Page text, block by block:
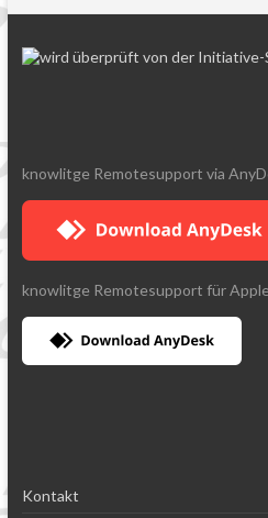
knowlitge Remotesupport via
knowlitge Remotesupport für
Kontakt